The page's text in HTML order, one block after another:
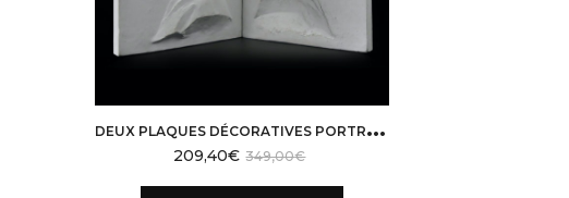
D
EUX PLAQUES DÉCORATIVES PORTRAITS D’ENFANT BAS-RELIEF EN CÉRAMIQUE FRANCE
349,00€
209,40€